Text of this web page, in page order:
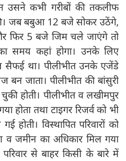
उसने कभी गरीबों की तकलीफ
जब बबुआ 12 बजे सोकर उठेंगे,
फिर 5 बजे जिम चले जाएंगे तो
समय कहां होगा। उनके लिए
था। पीलीभीत उनके एजेंडे
बन जाता। पीलीभीत की बांसुरी
होती। पीलीभीत व लखीमपुर
होता तथा टाइगर रिजर्व को भी
होती। विस्थापित परिवारों को
व जमीन का अधिकार मिल गया
से बाहर किसी के बारे में